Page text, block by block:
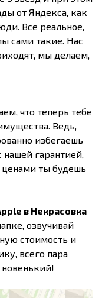
от Яндекса, как
Все реальное,
сами такие. Нас
мы делаем,
что теперь тебе
Ведь,
избегаешь
гарантией,
ценами ты будешь
в Некрасовка
озвучивай
стоимость и
всего пара